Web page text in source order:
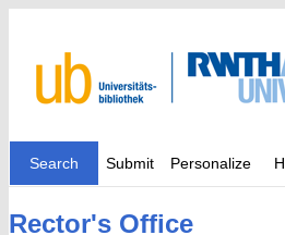
Search Submit Personalize
Rector's Office